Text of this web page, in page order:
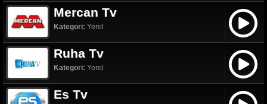
Mercan Tv
Kategori: Yerel
Ruha Tv
Kategori: Yerel
Es Tv